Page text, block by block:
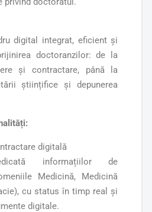
digital integrat, eficient și
doctoranzilor: de la
și contractare, până la
ştiințifice şi depunerea
digitală
informațiilor de
Medicină, Medicină
cu status în timp real și
digitale.